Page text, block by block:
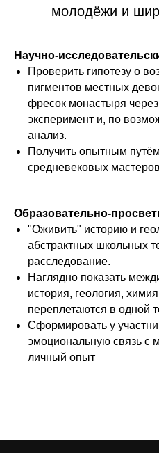
молодёжи и
Научно-
Проверить гипотезу о
пигментов местных
фресок монастыря через
эксперимент и, по
анализ.
Получить опытным
средневековых
Образовательно-
"Оживить" историю и
абстрактных школьных
расследование.
Наглядно показать
история, геология,
переплетаются в одной
Сформировать у
эмоциональную связь с
личный опыт